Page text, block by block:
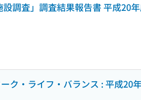
調査」調査結果報告書 平成20
ク・ライフ・バランス : 平成20